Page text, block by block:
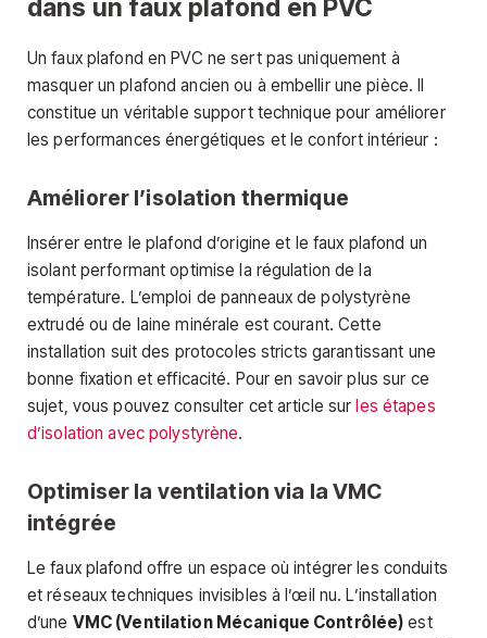
dans un faux plafond en PVC
Un faux plafond en PVC ne sert pas uniquement à
masquer un plafond ancien ou à embellir une pièce. Il
constitue un véritable support technique pour améliorer
les performances énergétiques et le confort intérieur :
Améliorer l’isolation thermique
Insérer entre le plafond d’origine et le faux plafond un
isolant performant optimise la régulation de la
température. L’emploi de panneaux de polystyrène
extrudé ou de laine minérale est courant. Cette
installation suit des protocoles stricts garantissant une
bonne fixation et efficacité. Pour en savoir plus sur ce
sujet, vous pouvez consulter cet article sur les étapes
d’isolation avec polystyrène.
Optimiser la ventilation via la VMC
intégrée
Le faux plafond offre un espace où intégrer les conduits
et réseaux techniques invisibles à l’œil nu. L’installation
d’une VMC (Ventilation Mécanique Contrôlée) est